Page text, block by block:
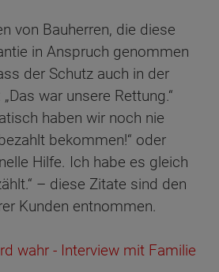
von Bauherren, die diese
in Anspruch genommen
der Schutz auch in der
war unsere Rettung.“
haben wir noch nie
bekommen!“ oder
Hilfe. Ich habe es gleich
– diese Zitate sind den
Kunden entnommen.
wahr - Interview mit Familie